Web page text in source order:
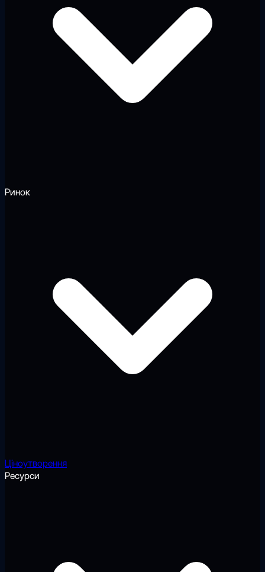
Ринок
Ціноутворення
Ресурси